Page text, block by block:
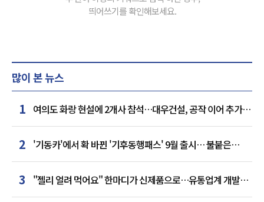
띄어쓰기를 확인해보세요.
많이 본 뉴스
1 여의도 화랑 현설에 2개사 참석…대우건설, 공작 이어 추가
거점 확보하나
2 '기동카'에서 확 바뀐 '기후동행패스' 9월 출시… 불붙은
카드사 경쟁
3
"젤리 얼려 먹어요" 한마디가 신제품으로…유통업계 개발실
된 SNS